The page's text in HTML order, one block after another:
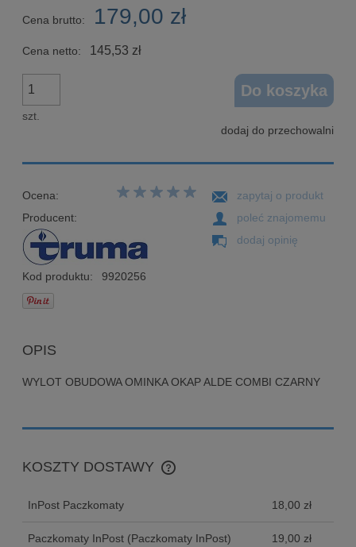
Cena brutto: 179,00 zł
Cena netto: 145,53 zł
szt.
Do koszyka
dodaj do przechowalni
Ocena:
Producent:
Kod produktu: 9920256
zapytaj o produkt
poleć znajomemu
dodaj opinię
OPIS
WYLOT OBUDOWA OMINKA OKAP ALDE COMBI CZARNY
KOSZTY DOSTAWY
CENA NIE ZAWIERA EWENTUALNYCH KOSZTÓW
InPost Paczkomaty 18,00 zł
Paczkomaty InPost (Paczkomaty InPost) 19,00 zł